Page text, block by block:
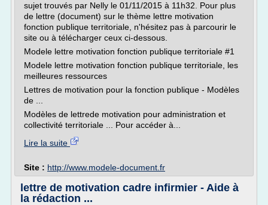
sujet trouvés par Nelly le 01/11/2015 à 11h32. Pour plus
de lettre (document) sur le thème lettre motivation
fonction publique territoriale, n'hésitez pas à parcourir le
site ou à télécharger ceux ci-dessous.
Modele lettre motivation fonction publique territoriale #1
Modele lettre motivation fonction publique territoriale, les
meilleures ressources
Lettres de motivation pour la fonction publique - Modèles
de ...
Modèles de lettrede motivation pour administration et
collectivité territoriale ... Pour accéder à...
Lire la suite
Site : http://www.modele-document.fr
lettre de motivation cadre infirmier - Aide à
la rédaction ...